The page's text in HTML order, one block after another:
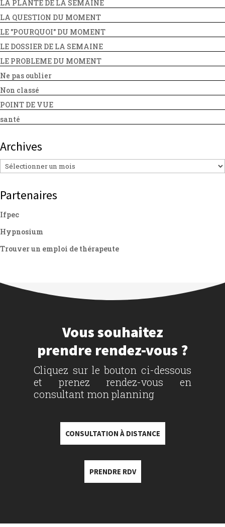
LA PLANTE DE LA SEMAINE
LA QUESTION DU MOMENT
LE "POURQUOI" DU MOMENT
LE DOSSIER DE LA SEMAINE
LE PROBLEME DU MOMENT
Ne pas oublier
Non classé
POINT DE VUE
santé
Archives
Archives
Partenaires
Ifpec
Hypnosium
Trouver un emploi de thérapeute
Vous souhaitez
prendre rendez-vous ?
Cliquez sur le bouton ci-dessous
et prenez rendez-vous en
consultant mon planning
CONSULTATION À DISTANCE
PRENDRE RDV